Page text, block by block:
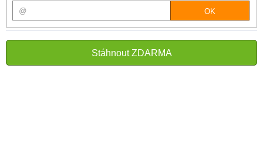
Stáhnout ZDARMA